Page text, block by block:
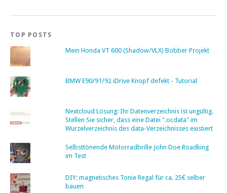
TOP POSTS
Mein Honda VT 600 (Shadow/VLX) Bobber Projekt
BMW E90/91/92 iDrive Knopf defekt - Tutorial
Nextcloud Lösung: Ihr Datenverzeichnis ist ungültig.
Stellen Sie sicher, dass eine Datei ".ocdata" im
Wurzelverzeichnis des data-Verzeichnisses existiert
Selbsttönende Motorradbrille John Doe Roadking
im Test
DIY: magnetisches Tonie Regal für ca. 25€ selber
bauen